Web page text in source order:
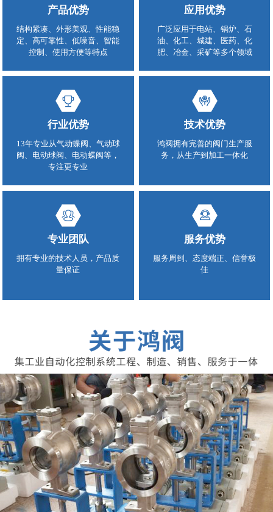
产品优势
结构紧凑、外形美观、性能稳
定、高可靠性、低噪音、智能
控制、使用方便等特点
应用优势
广泛应用于电站、锅炉、石
油、化工、城建、医药、化
肥、冶金、采矿等多个领域
行业优势
13年专业从气动蝶阀、气动球
阀、电动球阀、电动蝶阀等，
专注更专业
技术优势
鸿阀拥有完善的阀门生产服
务，从生产到加工一体化
专业团队
拥有专业的技术人员，产品质
量保证
服务优势
服务周到、态度端正、信誉极
佳